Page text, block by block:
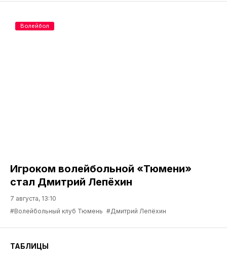
Игроком волейбольной «Тюмени»
стал Дмитрий Лепёхин
7 августа, 13:10
#Волейбольный клуб Тюмень #Дмитрий Лепёхин
Волейбол
ТАБЛИЦЫ